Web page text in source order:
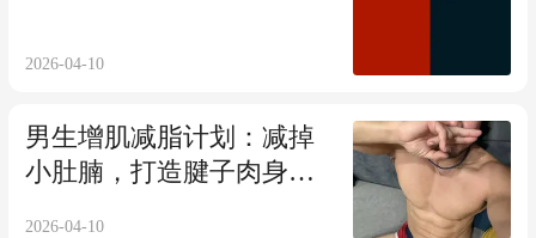
2026-04-10
男生增肌减脂计划：减掉
小肚腩，打造腱子肉身
2026-04-10